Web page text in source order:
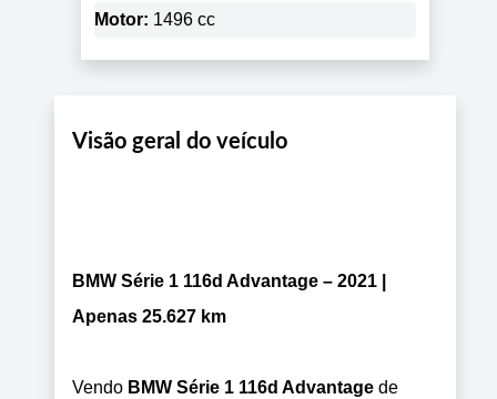
Motor: 1496 cc
Visão geral do veículo
BMW Série 1 116d Advantage – 2021 |
Apenas 25.627 km
Vendo BMW Série 1 116d Advantage de